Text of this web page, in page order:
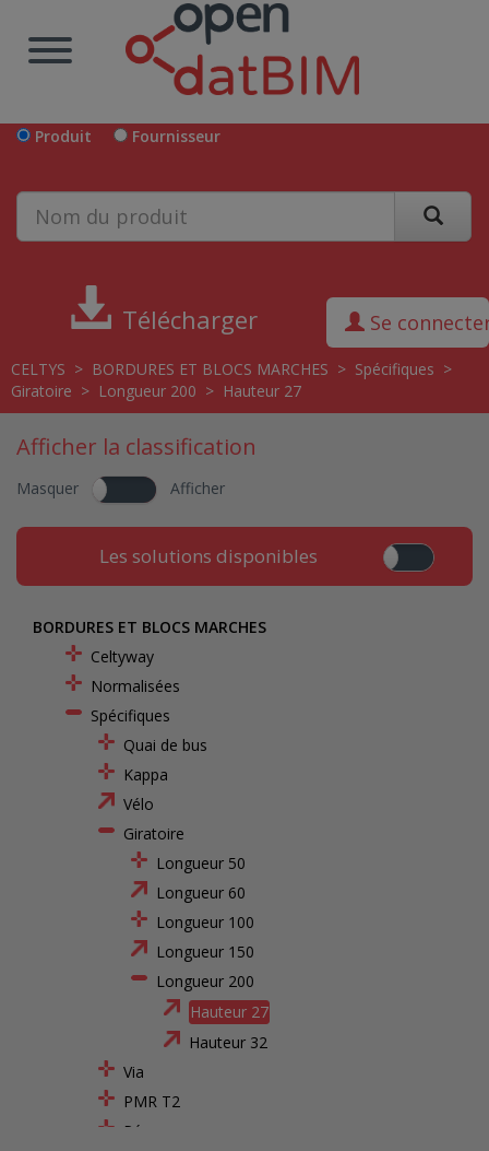
Produit Fournisseur
Télécharger Se
CELTYS > BORDURES ET BLOCS MARCHES > Spécifiques >
Giratoire > Longueur 200 > Hauteur 27
Afficher la classification
Masquer Afficher
Les solutions disponibles
BORDURES ET BLOCS MARCHES
Celtyway
Normalisées
Spécifiques
Quai de bus
Kappa
Vélo
Giratoire
Longueur 50
Longueur 60
Longueur 100
Longueur 150
Longueur 200
Hauteur 27
Hauteur 32
Via
PMR T2
Péage